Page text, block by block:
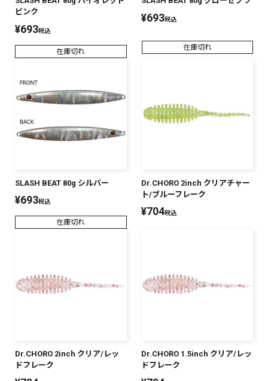
ピンク
¥693税込
在庫切れ
¥693税込
在庫切れ
SLASH BEAT 80g シルバー
¥693税込
在庫切れ
Dr.CHORO 2inch クリアチャー
ト/ブルーフレーク
¥704税込
Dr.CHORO 2inch クリア/レッ
ドフレーク
Dr.CHORO 1.5inch クリア/レッ
ドフレーク